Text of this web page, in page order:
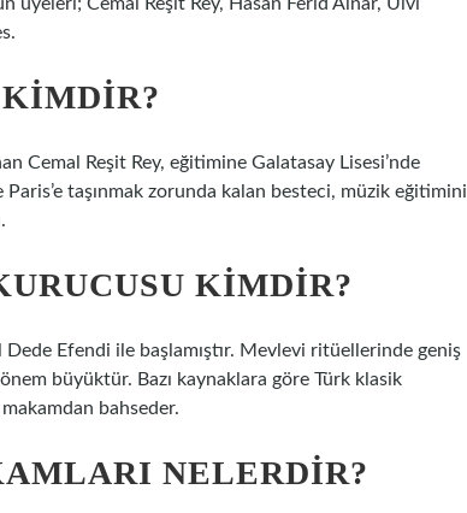
Cemal Reşit Rey, eğitimine Galatasay Lisesi’nde
taşınmak zorunda kalan besteci, müzik eğitimini
KIMDIR?
Efendi ile başlamıştır. Mevlevi ritüellerinde geniş
büyüktür. Bazı kaynaklara göre Türk klasik
bahseder.
NELERDIR?